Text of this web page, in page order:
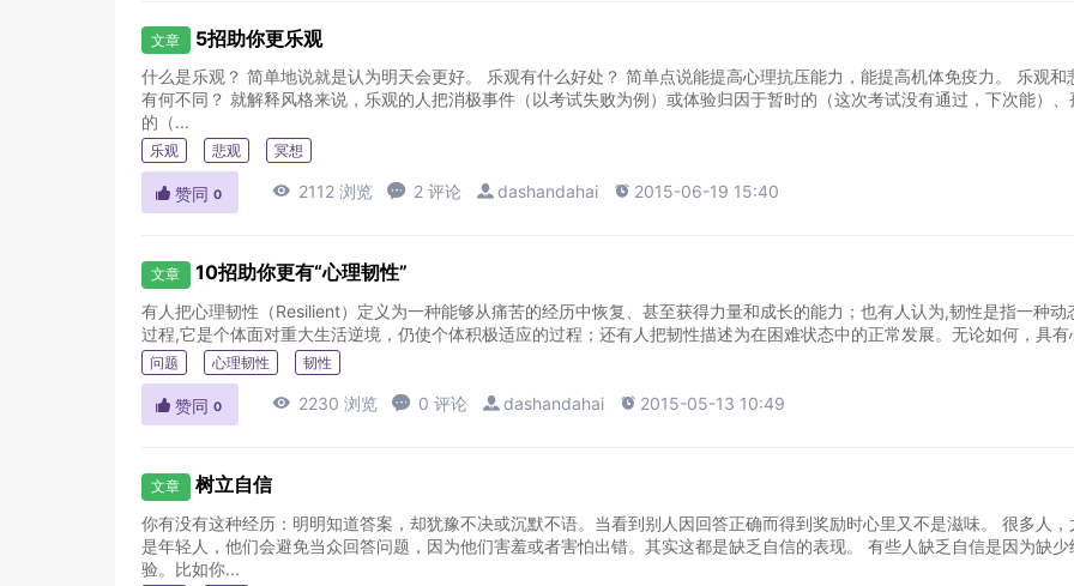
文章 5招助你更乐观
什么是乐观？ 简单地说就是认为明天会更好。 乐观有什么好处？ 简单点说能提高心理抗压能力，能提高机体免疫力。 乐观和
有何不同？ 就解释风格来说，乐观的人把消极事件（以考试失败为例）或体验归因于暂时的（这次考试没有通过，下次能）、
的（...
乐观 悲观 冥想
 赞同 0  2112 浏览  2 评论  dashandahai  2015-06-19 15:40
文章 10招助你更有“心理韧性”
有人把心理韧性（Resilient）定义为一种能够从痛苦的经历中恢复、甚至获得力量和成长的能力；也有人认为,韧性是指一种动
过程,它是个体面对重大生活逆境，仍使个体积极适应的过程；还有人把韧性描述为在困难状态中的正常发展。无论如何，具有
问题 心理韧性 韧性
 赞同 0  2230 浏览  0 评论  dashandahai  2015-05-13 10:49
文章 树立自信
你有没有这种经历：明明知道答案，却犹豫不决或沉默不语。当看到别人因回答正确而得到奖励时心里又不是滋味。 很多人，
是年轻人，他们会避免当众回答问题，因为他们害羞或者害怕出错。其实这都是缺乏自信的表现。 有些人缺乏自信是因为缺少
验。比如你...